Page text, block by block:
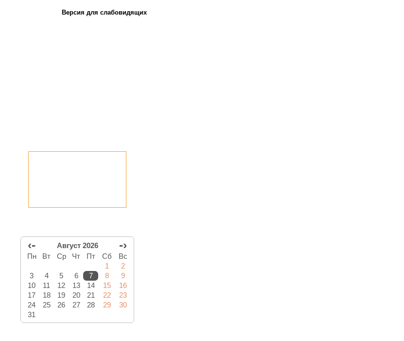
Версия для слабовидящих
‹- Август 2026 -›
Пн Вт Ср Чт Пт Сб
Вс
1
2
3
4 5 6 7 8
9
10
11 12 13 14 15
16
17
18 19 20 21 22
23
24
25 26 27 28 29
30
31